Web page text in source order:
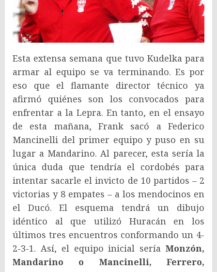
Esta extensa semana que tuvo Kudelka para
armar al equipo se va terminando. Es por
eso que el flamante director técnico ya
afirmó quiénes son los convocados para
enfrentar a la Lepra. En tanto, en el ensayo
de esta mañana, Frank sacó a Federico
Mancinelli del primer equipo y puso en su
lugar a Mandarino. Al parecer, esta sería la
única duda que tendría el cordobés para
intentar sacarle el invicto de 10 partidos – 2
victorias y 8 empates – a los mendocinos en
el Ducó. El esquema tendrá un dibujo
idéntico al que utilizó Huracán en los
últimos tres encuentros conformando un 4-
2-3-1. Así, el equipo inicial sería Monzón,
Mandarino o Mancinelli, Ferrero,